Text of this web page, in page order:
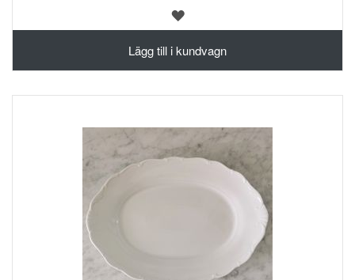
Lägg till i kundvagn
LÄGG
TILL
ÖNSKELISTA